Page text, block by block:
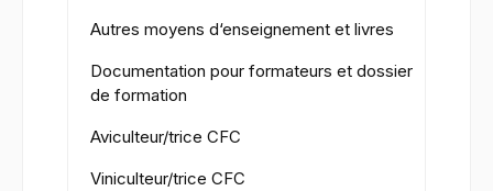
Autres moyens d‘enseignement et livres
Documentation pour formateurs et dossier
de formation
Aviculteur/trice CFC
Viniculteur/trice CFC